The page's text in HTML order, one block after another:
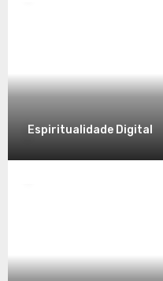
Espiritualidade Digital